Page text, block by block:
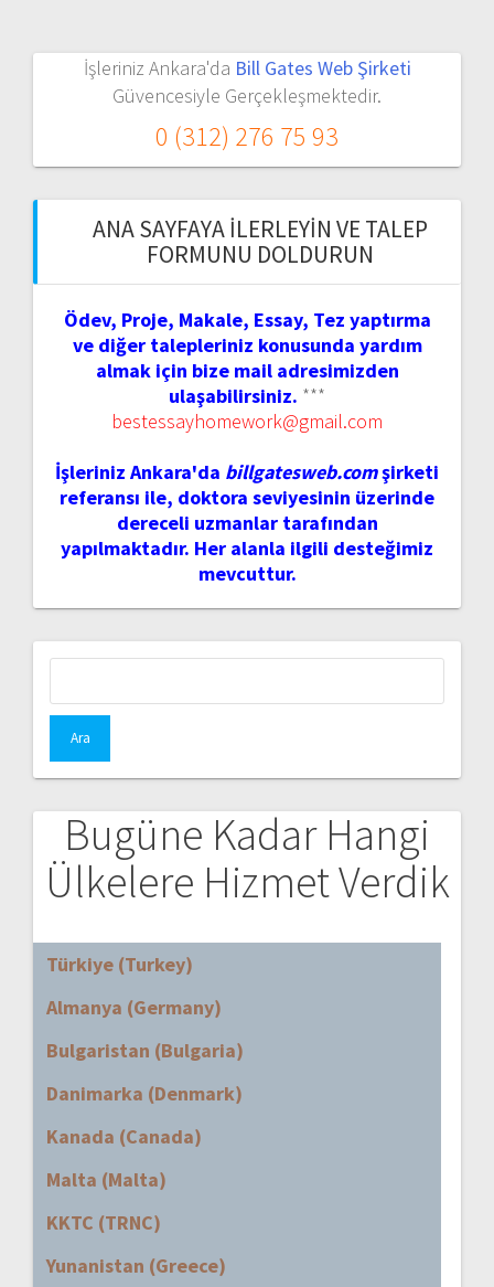
İşleriniz Ankara'da Bill Gates Web Şirketi
Güvencesiyle Gerçekleşmektedir.
0 (312) 276 75 93
ANA SAYFAYA İLERLEYIN VE TALEP
FORMUNU DOLDURUN
Ödev, Proje, Makale, Essay, Tez yaptırma
ve diğer talepleriniz konusunda yardım
almak için bize mail adresimizden
ulaşabilirsiniz. ***
bestessayhomework@gmail.com
İşleriniz Ankara'da billgatesweb.comşirketi
referansı ile, doktora seviyesinin üzerinde
dereceli uzmanlar tarafından
yapılmaktadır. Her alanla ilgili desteğimiz
mevcuttur.
Bugüne Kadar Hangi
Ülkelere Hizmet Verdik
Türkiye (Turkey)
Almanya (Germany)
Bulgaristan (Bulgaria)
Danimarka (Denmark)
Kanada (Canada)
Malta (Malta)
KKTC (TRNC)
Yunanistan (Greece)